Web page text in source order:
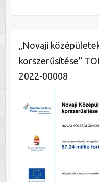
„Novaji
korszerűsítése”
2022-00008